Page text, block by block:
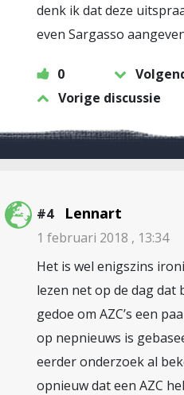
denk ik dat deze
even Sargasso
0
Vorige discussie
#4 Lennart
1 februari 2018 , 13:34
Het is wel enigszins
lezen net op de dag dat
gedoe om AZC’s een
op nepnieuws is
eerder onderzoek al
opnieuw dat een AZC